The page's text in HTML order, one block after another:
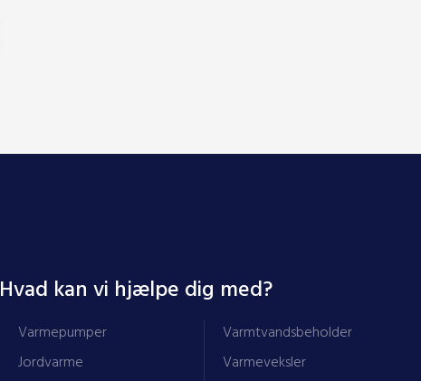
Hvad kan vi hjælpe dig med?
​Varmepumper
Jordvarme
Varmtvandsbeholder
Varmeveksler